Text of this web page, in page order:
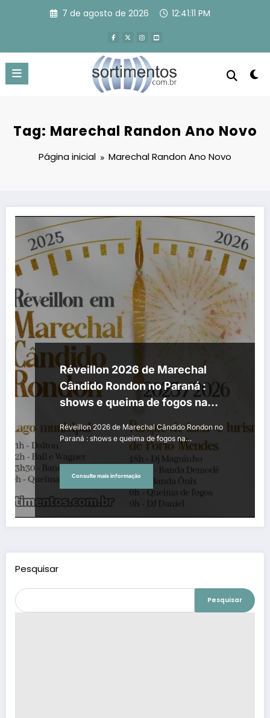
7 de agosto de 2026 12:41:12 PM
Tag: Marechal Randon Ano Novo
Página inicial Marechal Randon Ano Novo
Réveillon 2026 de Marechal
Cândido Rondon no Paraná :
shows e queima de fogos na
virada de ano no lago municipal
e no distrito de Porto Mendes
Réveillon 2026 de Marechal Cândido Rondon no
Paraná : shows e queima de fogos na…
Consulte mais informação
Pesquisar
Pesquisar